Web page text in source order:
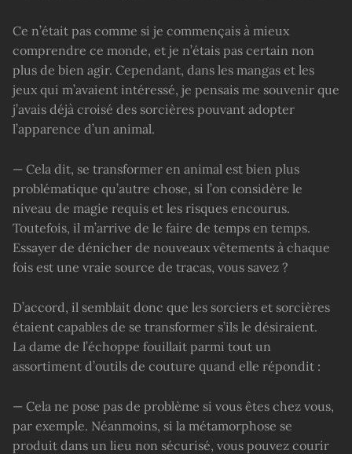
Ce n’était pas comme si je commençais à mieux
comprendre ce monde, et je n’étais pas certain non
plus de bien agir. Cependant, dans les mangas et les
jeux qui m’avaient intéressé, je pensais me souvenir que
j’avais déjà croisé des sorcières pouvant adopter
l’apparence d’un animal.
— Cela dit, se transformer en animal est bien plus
problématique qu’autre chose, si l’on considère le
niveau de magie requis et les risques encourus.
Toutefois, il m’arrive de le faire de temps en temps.
Essayer de dénicher de nouveaux vêtements à chaque
fois est une vraie source de tracas, vous savez ?
D’accord, il semblait donc que les sorciers et sorcières
étaient capables de se transformer s’ils le désiraient.
La dame de l’échoppe fouillait parmi tout un
assortiment d’outils de couture quand elle répondit :
— Cela ne pose pas de problème si vous êtes chez vous,
par exemple. Néanmoins, si la métamorphose se
produit dans un lieu non sécurisé, vous pouvez courir